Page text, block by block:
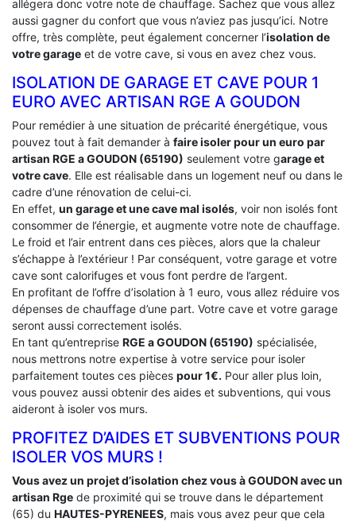
allégera donc votre note de chauffage. Sachez que vous allez
aussi gagner du confort que vous n’aviez pas jusqu’ici. Notre
offre, très complète, peut également concerner l’isolation de
votre garage et de votre cave, si vous en avez chez vous.
ISOLATION DE GARAGE ET CAVE POUR 1
EURO AVEC ARTISAN RGE A GOUDON
Pour remédier à une situation de précarité énergétique, vous
pouvez tout à fait demander à faire isoler pour un euro par
artisan RGE a GOUDON (65190) seulement votre garage et
votre cave. Elle est réalisable dans un logement neuf ou dans le
cadre d’une rénovation de celui-ci.
En effet, un garage et une cave mal isolés, voir non isolés font
consommer de l’énergie, et augmente votre note de chauffage.
Le froid et l’air entrent dans ces pièces, alors que la chaleur
s’échappe à l’extérieur ! Par conséquent, votre garage et votre
cave sont calorifuges et vous font perdre de l’argent.
En profitant de l’offre d’isolation à 1 euro, vous allez réduire vos
dépenses de chauffage d’une part. Votre cave et votre garage
seront aussi correctement isolés.
En tant qu’entreprise RGE a GOUDON (65190) spécialisée,
nous mettrons notre expertise à votre service pour isoler
parfaitement toutes ces pièces pour 1€. Pour aller plus loin,
vous pouvez aussi obtenir des aides et subventions, qui vous
aideront à isoler vos murs.
PROFITEZ D’AIDES ET SUBVENTIONS POUR
ISOLER VOS MURS !
Vous avez un projet d’isolation chez vous à GOUDON avec un
artisan Rge de proximité qui se trouve dans le département
(65) du HAUTES-PYRENEES, mais vous avez peur que cela